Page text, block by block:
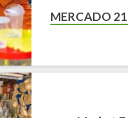
MERCADO